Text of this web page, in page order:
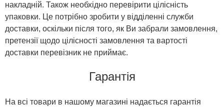
накладній. Також необхідно перевірити цілісність
упаковки. Це потрібно зробити у відділенні служби
доставки, оскільки після того, як Ви забрали замовлення,
претензії щодо цілісності замовлення та вартості
доставки перевізник не приймає.
Гарантія
На всі товари в нашому магазині надається гарантія